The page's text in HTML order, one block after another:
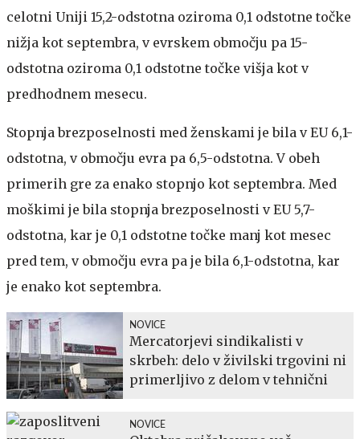
celotni Uniji 15,2-odstotna oziroma 0,1 odstotne točke
nižja kot septembra, v evrskem območju pa 15-
odstotna oziroma 0,1 odstotne točke višja kot v
predhodnem mesecu.
Stopnja brezposelnosti med ženskami je bila v EU 6,1-
odstotna, v območju evra pa 6,5-odstotna. V obeh
primerih gre za enako stopnjo kot septembra. Med
moškimi je bila stopnja brezposelnosti v EU 5,7-
odstotna, kar je 0,1 odstotne točke manj kot mesec
pred tem, v območju evra pa je bila 6,1-odstotna, kar
je enako kot septembra.
NOVICE
Mercatorjevi sindikalisti v
skrbeh: delo v živilski trgovini ni
primerljivo z delom v tehnični
NOVICE